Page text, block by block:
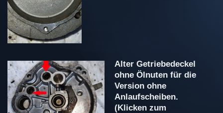
Alter Getriebedeckel
ohne Ölnuten für die
Version ohne
Anlaufscheiben.
(Klicken zum